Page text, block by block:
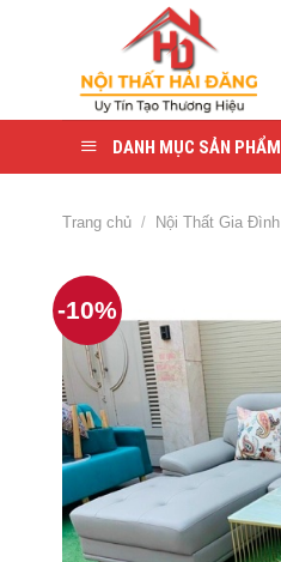
DANH MỤC SẢN PHẨM
Trang chủ / Nội Thất Gia Đình
-10%